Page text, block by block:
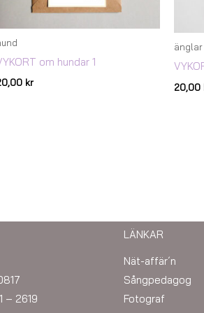
om hundar 1
kr
änglar
20,00
– 2619
LÄNKAR
Nät-affär´n
Sångpedagog
Fotograf